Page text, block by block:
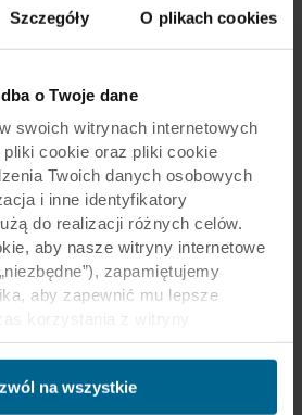
Szczegóły O plikach cookies
o Twoje dane
swoich witrynach internetowych
pliki cookie oraz pliki cookie
Twoich danych osobowych
i inne identyfikatory
do realizacji różnych celów.
aby nasze witryny internetowe
zapamiętujemy
aby zapewnić mu lepsze
jego zachowanie w celu
oraz
treści i reklamy w mediach
na wszystkie
rozwój i gospodarka
obiegu zamkniętym produkty
jak najdłużej, a po
przetwarzane i
w największym możliwym